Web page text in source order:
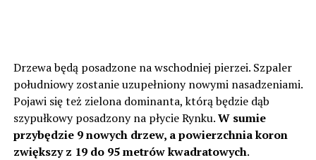
Drzewa będą posadzone na wschodniej pierzei. Szpaler
południowy zostanie uzupełniony nowymi nasadzeniami.
Pojawi się też zielona dominanta, którą będzie dąb
szypułkowy posadzony na płycie Rynku.W sumie
przybędzie 9 nowych drzew, a powierzchnia koron
zwiększy z 19 do 95 metrów kwadratowych.